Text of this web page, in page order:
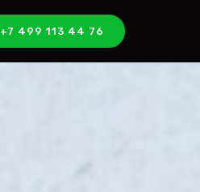
+7 499 113 44 76